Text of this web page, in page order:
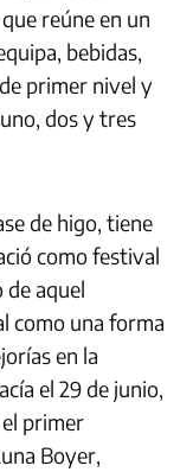
reúne en un
bebidas,
primer nivel y
dos y tres
de higo, tiene
como festival
de aquel
como una forma
en la
el 29 de junio,
primer
Boyer,